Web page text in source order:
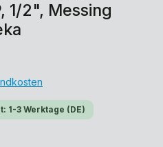
1/2", Messing
1-3 Werktage (DE)